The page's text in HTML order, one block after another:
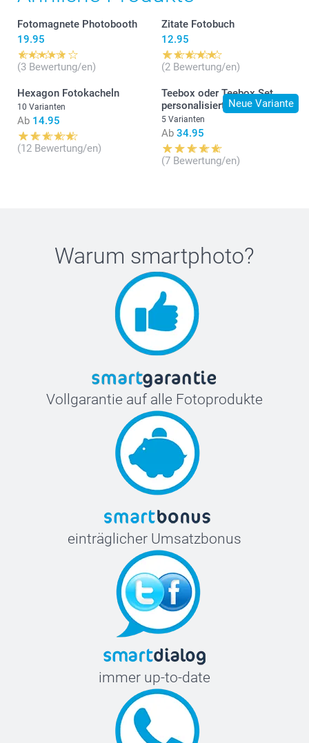
Fotomagnete Photobooth
19.95
(3 Bewertung/en)
Zitate Fotobuch
12.95
(2 Bewertung/en)
Hexagon Fotokacheln
10 Varianten
Ab 14.95
(12 Bewertung/en)
Neue Variante
Teebox oder Teebox Set
personalisiert
5 Varianten
Ab 34.95
(7 Bewertung/en)
Warum smartphoto?
Vollgarantie auf alle Fotoprodukte
einträglicher Umsatzbonus
immer up-to-date